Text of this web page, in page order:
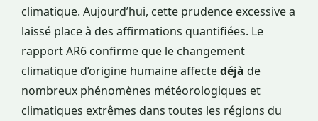
climatique. Aujourd’hui, cette prudence excessive a
laissé place à des affirmations quantifiées. Le
rapport AR6 confirme que le changement
climatique d’origine humaine affectedéjà de
nombreux phénomènes météorologiques et
climatiques extrêmes dans toutes les régions du